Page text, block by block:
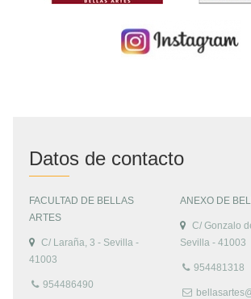
Datos de contacto
FACULTAD DE BELLAS
ARTES
C/ Laraña, 3 - Sevilla -
41003
954486490
ANEXO DE
C/ Gonzalo
Sevilla - 41003
954481318